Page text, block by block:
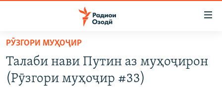
Ҷаҳиш
мояи
аслӣ
Ҷаҳиш
ГӮШАҲО
ГАПИ ОЗОД
РӮЗГОРИ МУҲОҶИР
РӮЗГОРИ МУҲОҶИР
Талаби нави Путин аз муҳоҷирон
(Рӯзгори муҳоҷир #33)